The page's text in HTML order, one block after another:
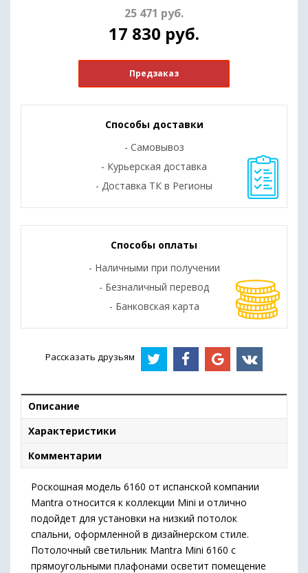
25 471 руб.
17 830 руб.
Предзаказ
Способы доставки
- Самовывоз
- Курьерская доставка
- Доставка ТК в Регионы
Способы оплаты
- Наличными при получении
- Безналичный перевод
- Банковская карта
Рассказать друзьям
Описание
Характеристики
Комментарии
Роскошная модель 6160 от испанской компании
Mantra относится к коллекции Mini и отлично
подойдет для установки на низкий потолок
спальни, оформленной в дизайнерском стиле.
Потолочный светильник Mantra Mini 6160 с
прямоугольными плафонами осветит помещение